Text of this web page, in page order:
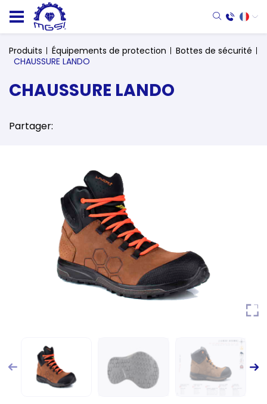
Produits Équipements de protection
Bottes de sécurité
CHAUSSURE LANDO
CHAUSSURE LANDO
Partager: